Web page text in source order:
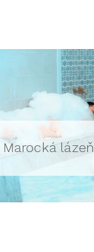
Marocká lázeň